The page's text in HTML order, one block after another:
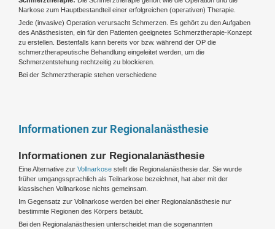
Narkose zum Hauptbestandteil einer erfolgreichen (operativen) Therapie.
Jede (invasive) Operation verursacht Schmerzen. Es gehört zu den Aufgaben
des Anästhesisten, ein für den Patienten geeignetes Schmerztherapie-Konzept
zu erstellen. Bestenfalls kann bereits vor bzw. während der OP die
schmerztherapeutische Behandlung eingeleitet werden, um die
Schmerzentstehung rechtzeitig zu blockieren.
Bei der Schmerztherapie stehen verschiedene
Informationen zur Regionalanästhesie
Informationen zur Regionalanästhesie
Eine Alternative zur Vollnarkose stellt die Regionalanästhesie dar. Sie wurde
früher umgangssprachlich als Teilnarkose bezeichnet, hat aber mit der
klassischen Vollnarkose nichts gemeinsam.
Im Gegensatz zur Vollnarkose werden bei einer Regionalanästhesie nur
bestimmte Regionen des Körpers betäubt.
Bei den Regionalanästhesien unterscheidet man die sogenannten